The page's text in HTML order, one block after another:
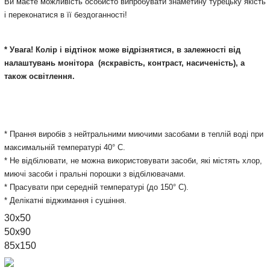
і переконатися в її бездоганності!
* Увага! Колір і відтінок може відрізнятися, в залежності від
налаштувань монітора(яскравість, контраст, насиченість), а
також освітлення.
* Прання виробів з нейтральними миючими засобами в теплій воді при
максимальній температурі 40° С.
* Не відбілювати, не можна використовувати засоби, які містять хлор,
миючі засоби і пральні порошки з відбілювачами.
* Прасувати при середній температурі (до 150° С).
* Делікатні віджимання і сушіння.
30х50
50x90
85х150